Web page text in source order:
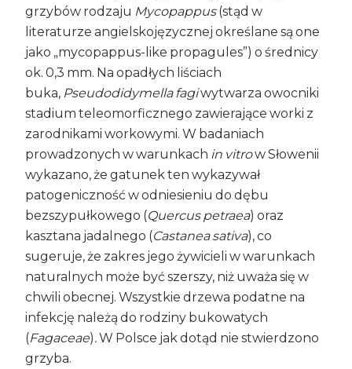
grzybów rodzaju Mycopappus(stąd w
literaturze angielskojęzycznej określane są one
jako „mycopappus-like propagules”) o średnicy
ok. 0,3 mm. Na opadłych liściach
buka, Pseudodidymella fagiwytwarza owocniki
stadium teleomorficznego zawierające worki z
zarodnikami workowymi. W badaniach
prowadzonych w warunkach in vitrow Słowenii
wykazano, że gatunek ten wykazywał
patogeniczność w odniesieniu do dębu
bezszypułkowego (Quercus petraea) oraz
kasztana jadalnego (Castanea sativa), co
sugeruje, że zakres jego żywicieli w warunkach
naturalnych może być szerszy, niż uważa się w
chwili obecnej. Wszystkie drzewa podatne na
infekcję należą do rodziny bukowatych
(Fagaceae).W Polsce jak dotąd nie stwierdzono
grzyba.